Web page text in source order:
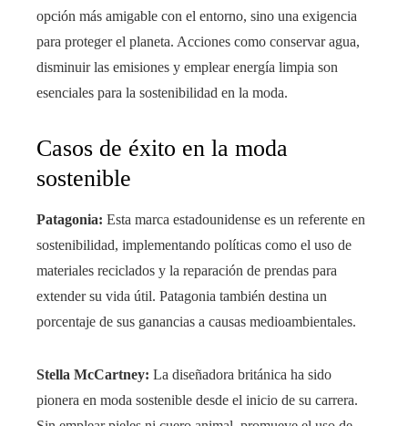
opción más amigable con el entorno, sino una exigencia
para proteger el planeta. Acciones como conservar agua,
disminuir las emisiones y emplear energía limpia son
esenciales para la sostenibilidad en la moda.
Casos de éxito en la moda
sostenible
Patagonia: Esta marca estadounidense es un referente en
sostenibilidad, implementando políticas como el uso de
materiales reciclados y la reparación de prendas para
extender su vida útil. Patagonia también destina un
porcentaje de sus ganancias a causas medioambientales.
Stella McCartney: La diseñadora británica ha sido
pionera en moda sostenible desde el inicio de su carrera.